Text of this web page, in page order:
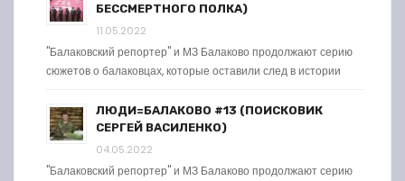
БЕССМЕРТНОГО ПОЛКА)
11.05.2022
"Балаковский репортер" и МЗ Балаково продолжают серию
сюжетов о балаковцах, которые оставили след в истории
ЛЮДИ=БАЛАКОВО #13 (ПОИСКОВИК
СЕРГЕЙ ВАСИЛЕНКО)
04.05.2022
"Балаковский репортер" и МЗ Балаково продолжают серию